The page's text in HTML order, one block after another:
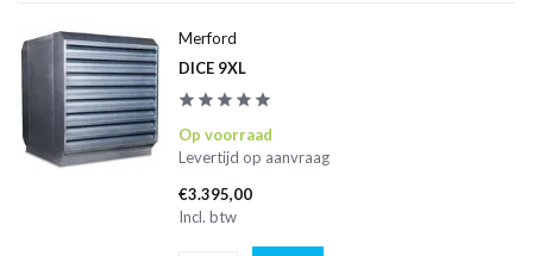
Merford
DICE 9XL
Op voorraad
Levertijd op aanvraag
€3.395,00
Incl. btw